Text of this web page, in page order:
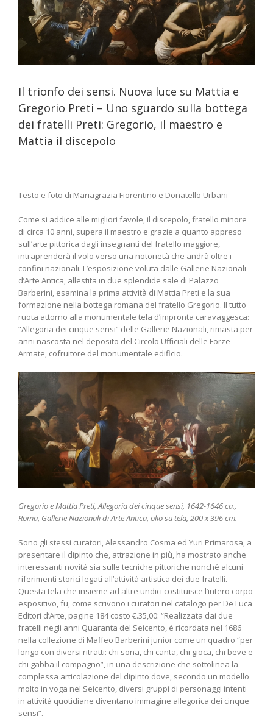
Il trionfo dei sensi. Nuova luce su Mattia e
Gregorio Preti – Uno sguardo sulla bottega
dei fratelli Preti: Gregorio, il maestro e
Mattia il discepolo
Testo e foto di Mariagrazia Fiorentino e Donatello Urbani
Come si addice alle migliori favole, il discepolo, fratello minore
di circa 10 anni, supera il maestro e grazie a quanto appreso
sull’arte pittorica dagli insegnanti del fratello maggiore,
intraprenderà il volo verso una notorietà che andrà oltre i
confini nazionali. L’esposizione voluta dalle Gallerie Nazionali
d’Arte Antica, allestita in due splendide sale di Palazzo
Barberini, esamina la prima attività di Mattia Preti e la sua
formazione nella bottega romana del fratello Gregorio. Il tutto
ruota attorno alla monumentale tela d’impronta caravaggesca:
“Allegoria dei cinque sensi” delle Gallerie Nazionali, rimasta per
anni nascosta nel deposito del Circolo Ufficiali delle Forze
Armate, cofruitore del monumentale edificio.
Gregorio e Mattia Preti, Allegoria dei cinque sensi, 1642-1646 ca.,
Roma, Gallerie Nazionali di Arte Antica, olio su tela, 200 x 396 cm.
Sono gli stessi curatori, Alessandro Cosma ed Yuri Primarosa, a
presentare il dipinto che, attrazione in più, ha mostrato anche
interessanti novità sia sulle tecniche pittoriche nonché alcuni
riferimenti storici legati all’attività artistica dei due fratelli.
Questa tela che insieme ad altre undici costituisce l’intero corpo
espositivo, fu, come scrivono i curatori nel catalogo per De Luca
Editori d’Arte, pagine 184 costo €.35,00: “Realizzata dai due
fratelli negli anni Quaranta del Seicento, è ricordata nel 1686
nella collezione di Maffeo Barberini junior come un quadro “per
longo con diversi ritratti: chi sona, chi canta, chi gioca, chi beve e
chi gabba il compagno”, in una descrizione che sottolinea la
complessa articolazione del dipinto dove, secondo un modello
molto in voga nel Seicento, diversi gruppi di personaggi intenti
in attività quotidiane diventano immagine allegorica dei cinque
sensi”.